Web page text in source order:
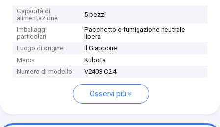
Capacità di
alimentazione
5 pezzi
Imballaggi
particolari
Pacchetto o fumigazione neutrale
libera
Luogo di origine
Il Giappone
Marca
Kubota
Numero di modello
V2403 C2.4
Osservi più